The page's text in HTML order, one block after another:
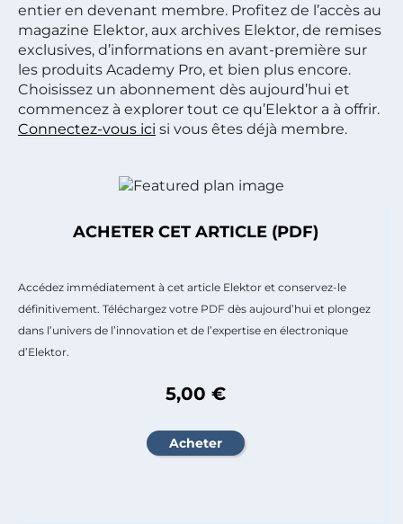
entier en devenant membre. Profitez de l’accès au
magazine Elektor, aux archives Elektor, de remises
exclusives, d’informations en avant-première sur
les produits Academy Pro, et bien plus encore.
Choisissez un abonnement dès aujourd’hui et
commencez à explorer tout ce qu’Elektor a à offrir.
Connectez-vous ici si vous êtes déjà membre.
ACHETER CET ARTICLE (PDF)
Accédez immédiatement à cet article Elektor et conservez-le
définitivement. Téléchargez votre PDF dès aujourd’hui et plongez
dans l’univers de l’innovation et de l’expertise en électronique
d’Elektor.
5,00 €